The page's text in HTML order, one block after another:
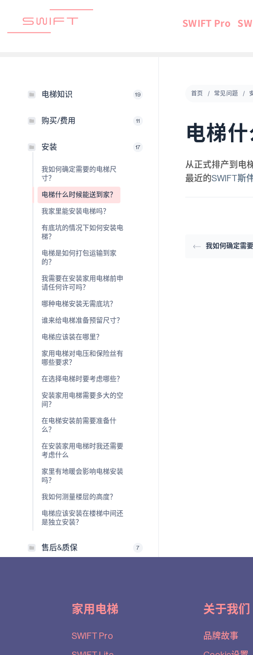
SWIFT Pro
电梯知识 19
购买/费用 11
安装 17
我如何确定需要的电梯尺
寸？
电梯什么时候能送到家？
我家里能安装电梯吗？
有底坑的情况下如何安装电
梯？
电梯是如何打包运输到家
的？
我需要在安装家用电梯前申
请任何许可吗？
哪种电梯安装无需底坑？
谁来给电梯准备预留尺寸？
电梯应该装在哪里？
家用电梯对电压和保险丝有
哪些要求？
在选择电梯时要考虑哪些？
安装家用电梯需要多大的空
间？
在电梯安装前需要准备什
么？
在安装家用电梯时我还需要
考虑什么
家里有地暖会影响电梯安装
吗？
我如何测量楼层的高度？
电梯应该安装在楼梯中间还
是独立安装？
售后&质保 7
首页 常见问题
电梯什
从正式排产到电
最近的SWIFT斯
我如何确定需
家用电梯
SWIFT Pro
关于我们
品牌故事